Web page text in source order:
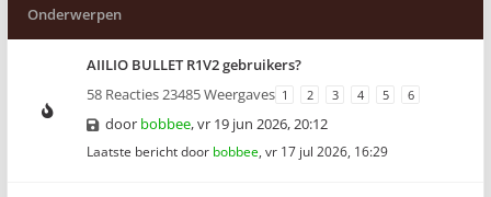
Onderwerpen
AIILIO BULLET R1V2 gebruikers?
58 Reacties 23485 Weergaves 1 2 3 4 5 6
door bobbee,vr 19 jun 2026, 20:12
Laatste bericht door bobbee, vr 17 jul 2026, 16:29